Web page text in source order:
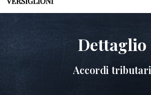
Dettaglio
Accordi tributari